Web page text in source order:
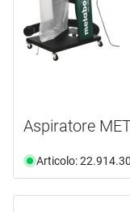
Aspiratore
Articolo: